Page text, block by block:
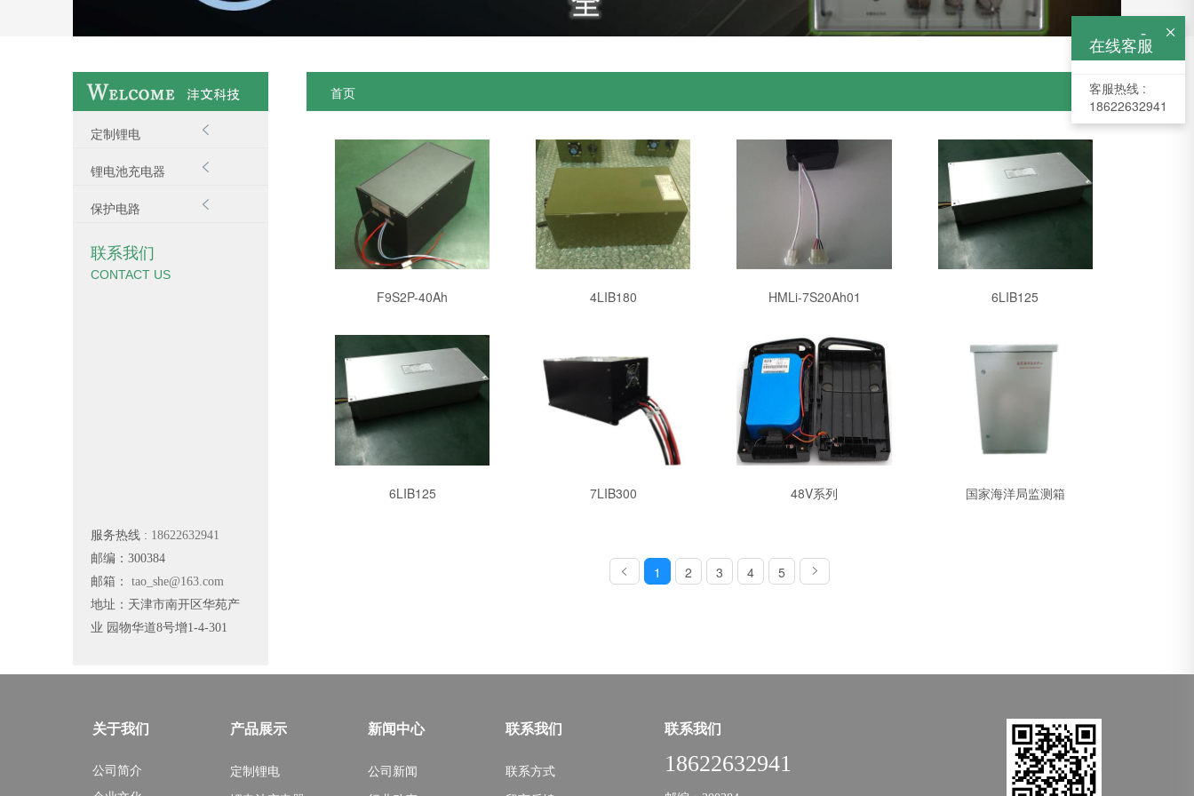
定制锂电 
锂电池充电器 
保护电路 
联系我们
CONTACT US
服务热线 : 18622632941
邮编：300384
邮箱： tao_she@163.com
地址：天津市南开区华苑产
业 园物华道8号增1-4-301
首页
F9S2P-40Ah 4LIB180 HMLi-7S20Ah01 6LIB125
6LIB125 7LIB300 48V系列 国家海洋局监测箱
1 2 3 4 5
在线客服
- 
客服热线 :
18622632941
关于我们
公司简介
产品展示
定制锂电
新闻中心
公司新闻
联系我们
联系方式
联系我们
18622632941